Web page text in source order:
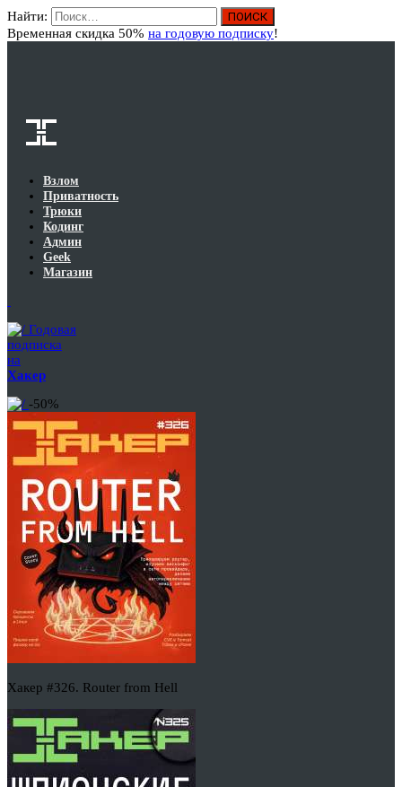
Найти:
Временная скидка 50% на годовую подписку!
Взлом
Приватность
Трюки
Кодинг
Админ
Geek
Магазин
Годовая
подписка
на
Хакер
-50%
Хакер #326. Router from Hell